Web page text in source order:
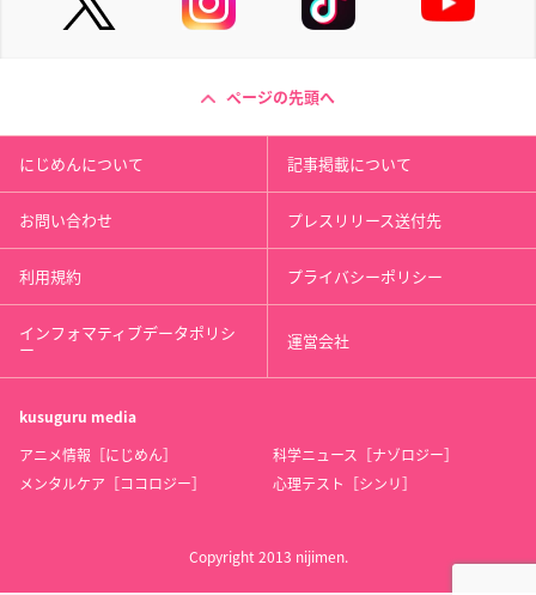
ページの先頭へ
にじめんについて 記事掲載について
お問い合わせ プレスリリース送付先
利用規約 プライバシーポリシー
インフォマティブデータポリシ
ー 運営会社
kusuguru media
アニメ情報［にじめん］
科学ニュース［ナゾロジー］
メンタルケア［ココロジー］
心理テスト［シンリ］
Copyright 2013 nijimen.